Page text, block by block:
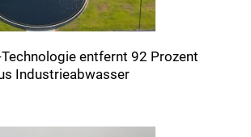
entfernt 92 Prozent
Industrieabwasser